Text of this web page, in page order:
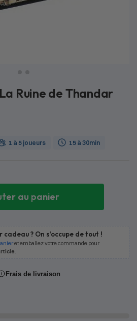
Ruine de Thandar
1 à 5 joueurs 15 à 30min
au panier
cadeau ? On s’occupe de tout !
et emballez votre commande pour
.
Frais de livraison